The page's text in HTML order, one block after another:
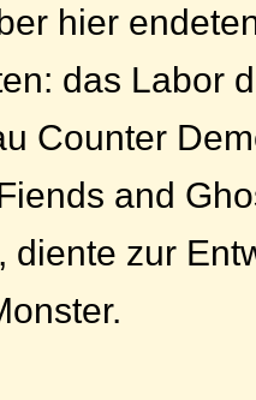
hier
das Labor
Counter
and
diente zur